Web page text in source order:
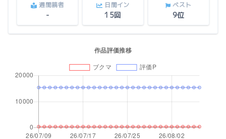
週間読者
-
日間イン
15回
ベスト
9位